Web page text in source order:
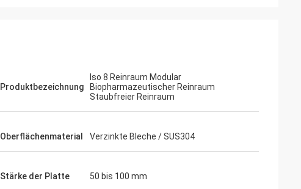
Produktbezeichnung
Iso 8 Reinraum Modular
Biopharmazeutischer Reinraum
Staubfreier Reinraum
Oberflächenmaterial Verzinkte Bleche / SUS304
Stärke der Platte 50 bis 100 mm